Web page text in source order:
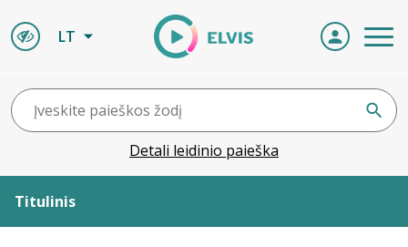
LT
Detali leidinio paieška
Titulinis